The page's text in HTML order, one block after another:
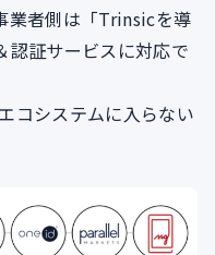
業者側は「Trinsicを導
認証サービスに対応で
コシステムに入らない